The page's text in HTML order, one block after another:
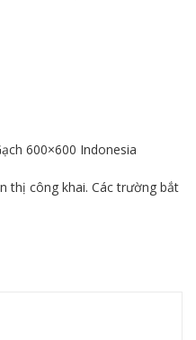
600×600 Indonesia
thị công khai. Các trường bắt